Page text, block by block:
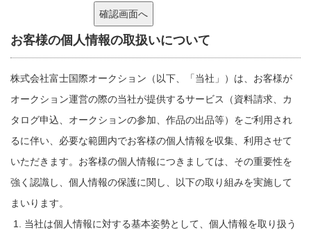
お客様の個人情報の取扱いについて
株式会社富士国際オークション（以下、「当社」）は、お客様が
オークション運営の際の当社が提供するサービス（資料請求、カ
タログ申込、オークションの参加、作品の出品等）をご利用され
るに伴い、必要な範囲内でお客様の個人情報を収集、利用させて
いただきます。お客様の個人情報につきましては、その重要性を
強く認識し、個人情報の保護に関し、以下の取り組みを実施して
まいります。
当社は個人情報に対する基本姿勢として、個人情報を取り扱う